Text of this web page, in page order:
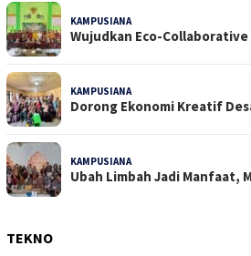
KAMPUSIANA
Wujudkan Eco-
KAMPUSIANA
Dorong Ekonomi Kreatif
KAMPUSIANA
Ubah Limbah Jadi Manfaat,
TEKNO